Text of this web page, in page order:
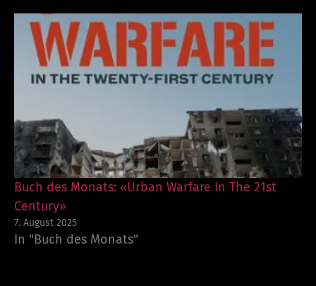
Buch des Monats: «Urban Warfare In The 21st
Century»
7. August 2025
In "Buch des Monats"